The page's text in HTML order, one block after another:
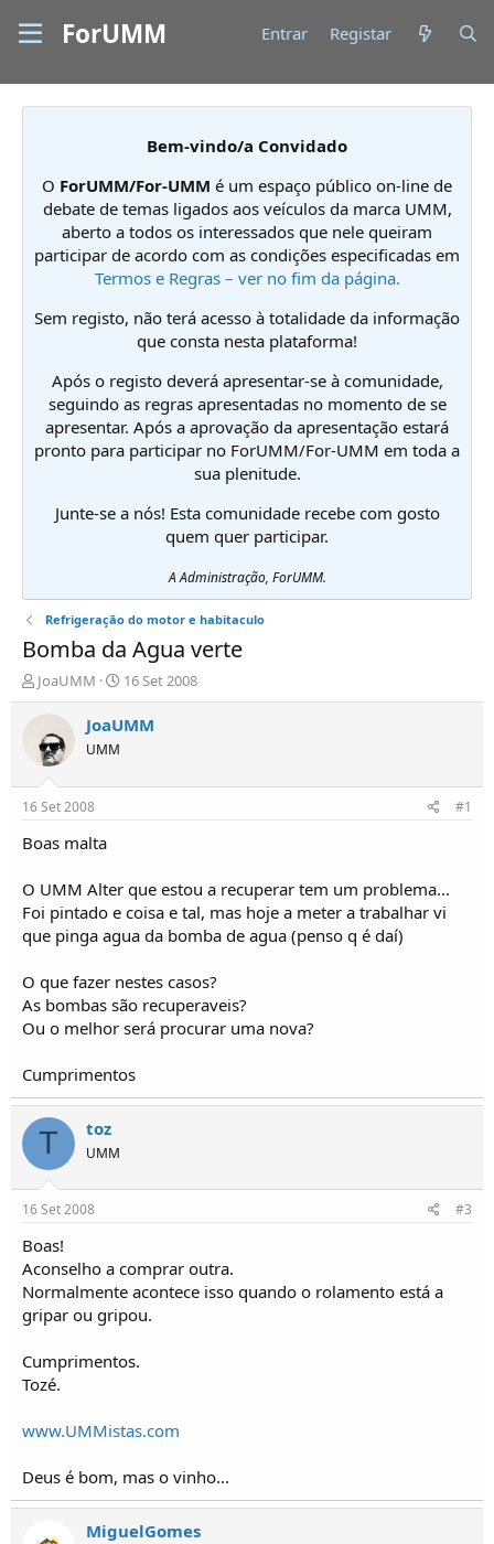
ForUMM Entrar Registar
Bem-vindo/a Convidado
O ForUMM/For-UMM é um espaço público on-line de
debate de temas ligados aos veículos da marca UMM,
aberto a todos os interessados que nele queiram
participar de acordo com as condições especificadas em
Termos e Regras – ver no fim da página.
Sem registo, não terá acesso à totalidade da informação
que consta nesta plataforma!
Após o registo deverá apresentar-se à comunidade,
seguindo as regras apresentadas no momento de se
apresentar. Após a aprovação da apresentação estará
pronto para participar no ForUMM/For-UMM em toda a
sua plenitude.
Junte-se a nós! Esta comunidade recebe com gosto
quem quer participar.
A Administração, ForUMM.
Refrigeração do motor e habitaculo
Bomba da Agua verte
I
n
i
c
d
o
r
T
ó
p
c
s
JoaUMM
D
a
t
o
16 Set 2008
JoaUMM
UMM
16 Set 2008 #1
Boas malta
O UMM Alter que estou a recuperar tem um problema...
Foi pintado e coisa e tal, mas hoje a meter a trabalhar vi
que pinga agua da bomba de agua (penso q é daí)
O que fazer nestes casos?
As bombas são recuperaveis?
Ou o melhor será procurar uma nova?
Cumprimentos
T toz
UMM
16 Set 2008 #3
Boas!
Aconselho a comprar outra.
Normalmente acontece isso quando o rolamento está a
gripar ou gripou.
Cumprimentos.
Tozé.
www.UMMistas.com
Deus é bom, mas o vinho...
MiguelGomes